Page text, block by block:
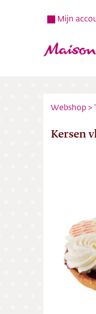
Mijn
Webshop >
Kersen